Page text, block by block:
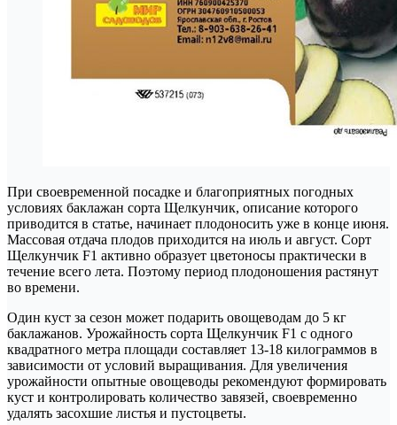
При своевременной посадке и благоприятных погодных
условиях баклажан сорта Щелкунчик, описание которого
приводится в статье, начинает плодоносить уже в конце июня.
Массовая отдача плодов приходится на июль и август. Сорт
Щелкунчик F1 активно образует цветоносы практически в
течение всего лета. Поэтому период плодоношения растянут
во времени.
Один куст за сезон может подарить овощеводам до 5 кг
баклажанов. Урожайность сорта Щелкунчик F1 с одного
квадратного метра площади составляет 13-18 килограммов в
зависимости от условий выращивания. Для увеличения
урожайности опытные овощеводы рекомендуют формировать
куст и контролировать количество завязей, своевременно
удалять засохшие листья и пустоцветы.